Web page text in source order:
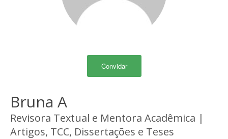
Convidar
Bruna A
Revisora Textual e Mentora Acadêmica |
Artigos, TCC, Dissertações e Teses